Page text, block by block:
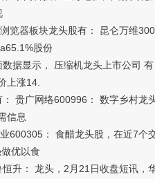
器板块龙头股有： 昆仑万维
股份
显示， 压缩机龙头上市公司
上涨14.
广网络600996： 数字乡村龙
信息
： 食醋龙头股，在近7个
优以食
： 龙头，2月21日收盘短讯，